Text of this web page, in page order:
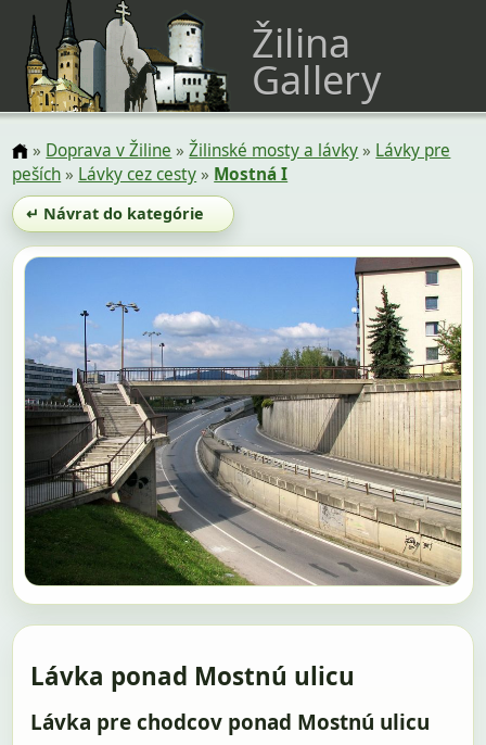
Žilina
Gallery
» Doprava v Žiline »Žilinské mosty a lávky» Lávky pre
peších» Lávky cez cesty» Mostná I
↵ Návrat do kategórie
Lávka ponad Mostnú ulicu
Lávka pre chodcov ponad Mostnú ulicu